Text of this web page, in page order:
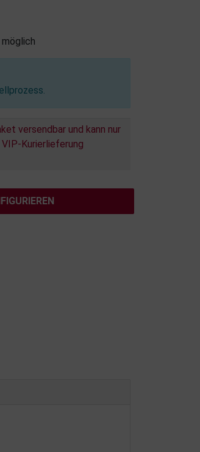
versendbar und kann nur
Kurierlieferung